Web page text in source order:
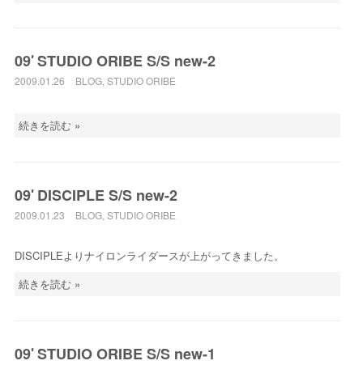
09′ STUDIO ORIBE S/S new-2
2009.01.26 BLOG, STUDIO ORIBE
続きを読む »
09′ DISCIPLE S/S new-2
2009.01.23 BLOG, STUDIO ORIBE
DISCIPLEよりナイロンライダースが上がってきました。
続きを読む »
09′ STUDIO ORIBE S/S new-1